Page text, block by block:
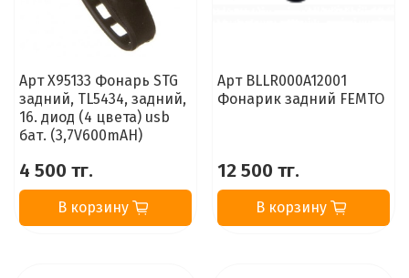
Арт X95133 Фонарь STG
задний, TL5434, задний,
16. диод (4 цвета) usb
бат. (3,7V600mAH)
4 500 тг.
В корзину
Арт BLLR000A12001
Фонарик задний FEMTO
12 500 тг.
В корзину